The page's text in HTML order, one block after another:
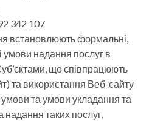
342 107
встановлюють формальні,
умови надання послуг в
що співпрацюють
та використання Веб-сайту
та умови укладання та
надання таких послуг,